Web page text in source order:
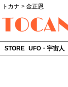
トカナ > 金正恩
STORE UFO・宇宙人